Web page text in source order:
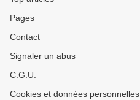
Pages
Contact
Signaler un abus
C.G.U.
Cookies et données personnelles